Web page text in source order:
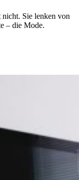
Sie lenken von
– die Mode.